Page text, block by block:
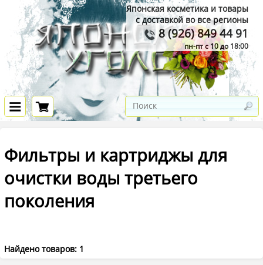
Японская косметика и товары
с доставкой во все регионы
8 (926) 849 44 91
пн-пт с 10 до 18:00
Фильтры и картриджы для
очистки воды третьего
поколения
Найдено товаров: 1